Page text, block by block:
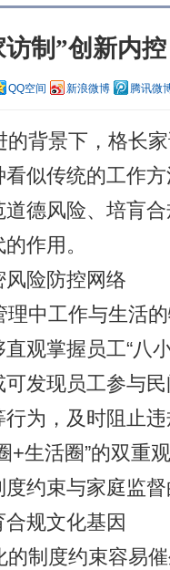
访制”创新内控
QQ空间 新浪微博 腾讯微
背景下，格长
似传统的工作
德风险、培肓
作用。
险防控网络
中工作与生活
观掌握员工“八
发现员工参与
为，及时阻止
+生活圈”的双重
约束与家庭监
规文化基因
制度约束容易